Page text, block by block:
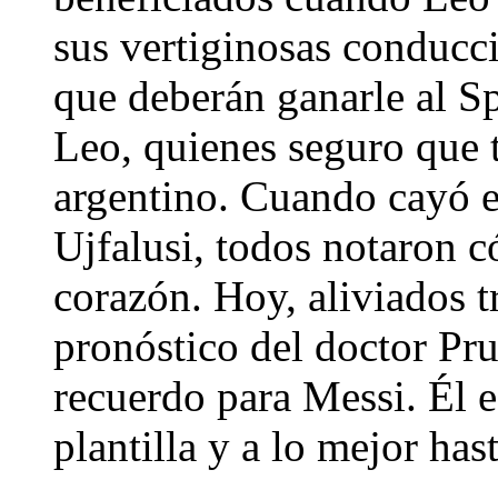
sus vertiginosas
que deberán ganarle al
Leo, quienes seguro
argentino. Cuando cayó
Ujfalusi, todos notaron
corazón. Hoy, aliviados
pronóstico del doctor
recuerdo para Messi. Él
plantilla y a lo mejor